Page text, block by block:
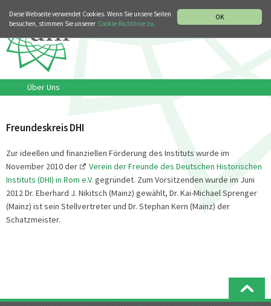
OK
Diese Webseite verwendet Cookies. Wenn Sie unsere Seiten
besuchen, stimmen Sie unserer Cookie-Richtlinie zu.
Über Uns
Freundeskreis DHI
Zur ideellen und finanziellen Förderung des Instituts wurde im
November 2010 der
Verein der Freunde des Deutschen Historischen
Instituts (DHI) in Rom e.V. gegründet. Zum Vorsitzenden wurde im Juni
2012 Dr. Eberhard J. Nikitsch (Mainz) gewählt, Dr. Kai-Michael Sprenger
(Mainz) ist sein Stellvertreter und Dr. Stephan Kern (Mainz) der
Schatzmeister.